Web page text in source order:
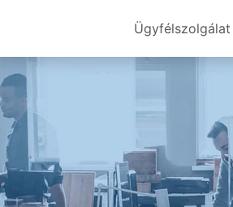
Ügyfélszolgálat